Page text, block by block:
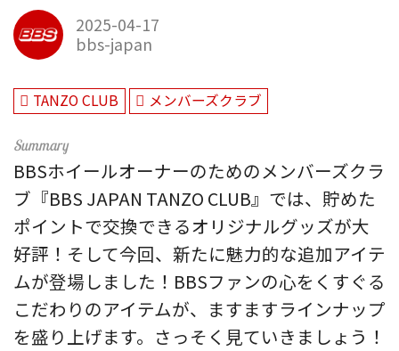
2025-04-17
bbs-japan
TANZO CLUB メンバーズクラブ
BBSホイールオーナーのためのメンバーズクラ
ブ『BBS JAPAN TANZO CLUB』では、貯めた
ポイントで交換できるオリジナルグッズが大
好評！そして今回、新たに魅力的な追加アイテ
ムが登場しました！BBSファンの心をくすぐる
こだわりのアイテムが、ますますラインナップ
を盛り上げます。さっそく見ていきましょう！